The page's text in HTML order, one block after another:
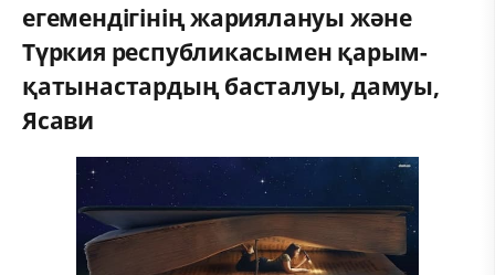
егемендігінің жариялануы және
Түркия республикасымен қарым-
қатынастардың басталуы, дамуы,
Ясави